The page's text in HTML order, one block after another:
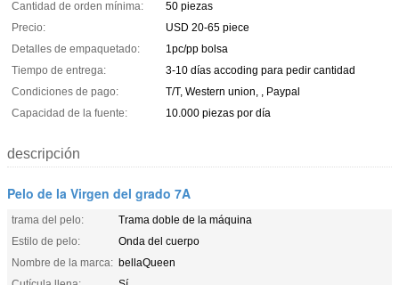
Cantidad de orden mínima:
50 piezas
Precio:
USD 20-65 piece
Detalles de empaquetado:
1pc/pp bolsa
Tiempo de entrega:
3-10 días accoding para pedir cantidad
Condiciones de pago:
T/T, Western union, , Paypal
Capacidad de la fuente:
10.000 piezas por día
descripción
Pelo de la Virgen del grado 7A
trama del pelo:
Trama doble de la máquina
Estilo de pelo:
Onda del cuerpo
Nombre de la marca: bellaQueen